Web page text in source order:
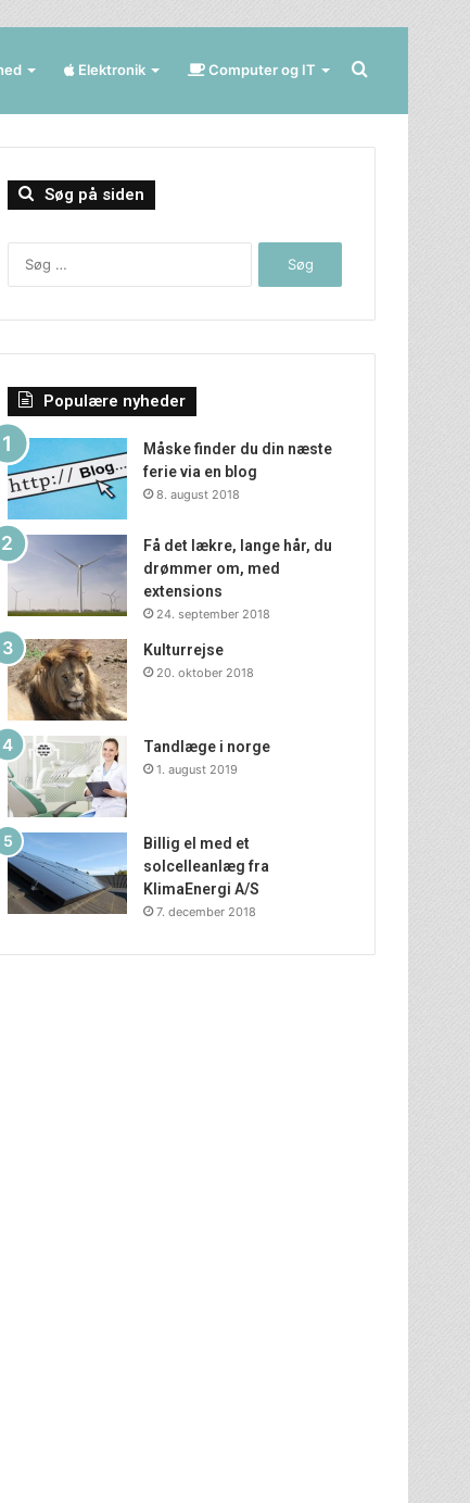
Elektronik Computer og IT Søg
efter
Søg på siden
Populære nyheder
Måske finder du din næste
ferie via en blog
8. august 2018
Få det lækre, lange hår, du
drømmer om, med
extensions
24. september 2018
Kulturrejse
20. oktober 2018
Tandlæge i norge
1. august 2019
Billig el med et
solcelleanlæg fra
KlimaEnergi A/S
7. december 2018